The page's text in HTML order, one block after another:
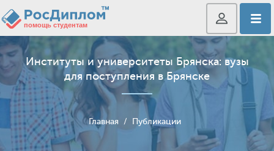
Институты и университеты Брянска: вузы
для поступления в Брянске
Главная / Публикации